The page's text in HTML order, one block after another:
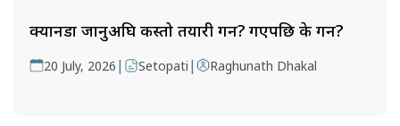
क्यानडा जानुअघि कस्तो तयारी गर्ने? गएपछि के गर्ने?
20 July, 2026 | Setopati | Raghunath Dhakal